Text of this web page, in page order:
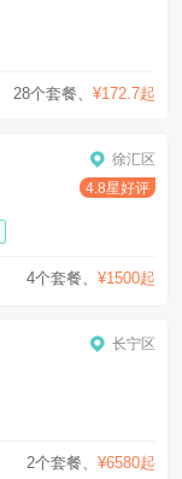
28个套餐 ¥172.7起
徐汇区
4.8星好评
4个套餐 ¥1500起
长宁区
2个套餐、 ¥6580起